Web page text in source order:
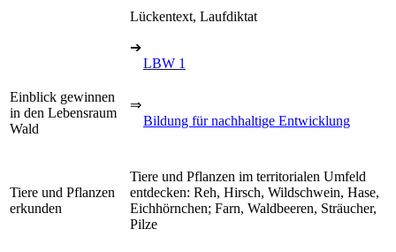
Lückentext, Laufdiktat
➔
LBW 1
Einblick gewinnen
in den Lebensraum
Wald
⇒
Bildung für nachhaltige Entwicklung
Tiere und Pflanzen
erkunden
Tiere und Pflanzen im territorialen Umfeld
entdecken: Reh, Hirsch, Wildschwein, Hase,
Eichhörnchen; Farn, Waldbeeren, Sträucher,
Pilze